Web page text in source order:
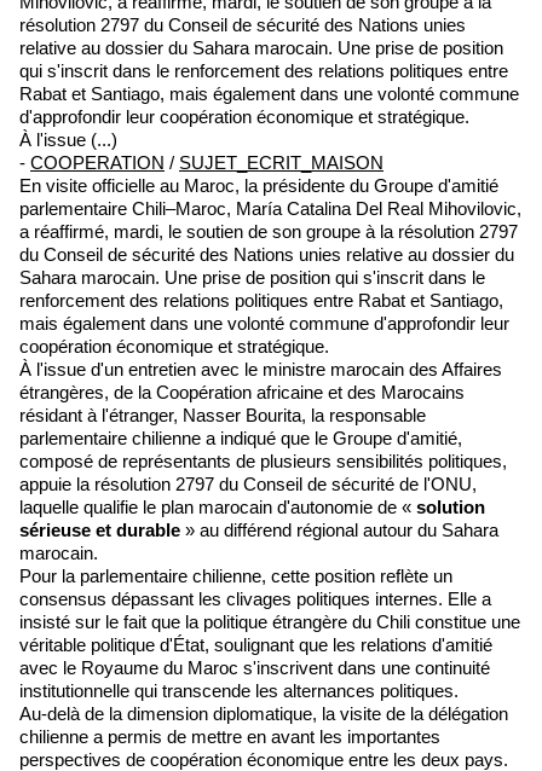
résolution 2797 du Conseil de sécurité des Nations unies
relative au dossier du Sahara marocain. Une prise de position
qui s'inscrit dans le renforcement des relations politiques entre
Rabat et Santiago, mais également dans une volonté commune
d'approfondir leur coopération économique et stratégique.
À l'issue (...)
- COOPERATION / SUJET_ECRIT_MAISON
En visite officielle au Maroc, la présidente du Groupe d'amitié
parlementaire Chili–Maroc, María Catalina Del Real Mihovilovic,
a réaffirmé, mardi, le soutien de son groupe à la résolution 2797
du Conseil de sécurité des Nations unies relative au dossier du
Sahara marocain. Une prise de position qui s'inscrit dans le
renforcement des relations politiques entre Rabat et Santiago,
mais également dans une volonté commune d'approfondir leur
coopération économique et stratégique.
À l'issue d'un entretien avec le ministre marocain des Affaires
étrangères, de la Coopération africaine et des Marocains
résidant à l'étranger, Nasser Bourita, la responsable
parlementaire chilienne a indiqué que le Groupe d'amitié,
composé de représentants de plusieurs sensibilités politiques,
appuie la résolution 2797 du Conseil de sécurité de l'ONU,
laquelle qualifie le plan marocain d'autonomie de « solution
sérieuse et durable » au différend régional autour du Sahara
marocain.
Pour la parlementaire chilienne, cette position reflète un
consensus dépassant les clivages politiques internes. Elle a
insisté sur le fait que la politique étrangère du Chili constitue une
véritable politique d'État, soulignant que les relations d'amitié
avec le Royaume du Maroc s'inscrivent dans une continuité
institutionnelle qui transcende les alternances politiques.
Au-delà de la dimension diplomatique, la visite de la délégation
chilienne a permis de mettre en avant les importantes
perspectives de coopération économique entre les deux pays.